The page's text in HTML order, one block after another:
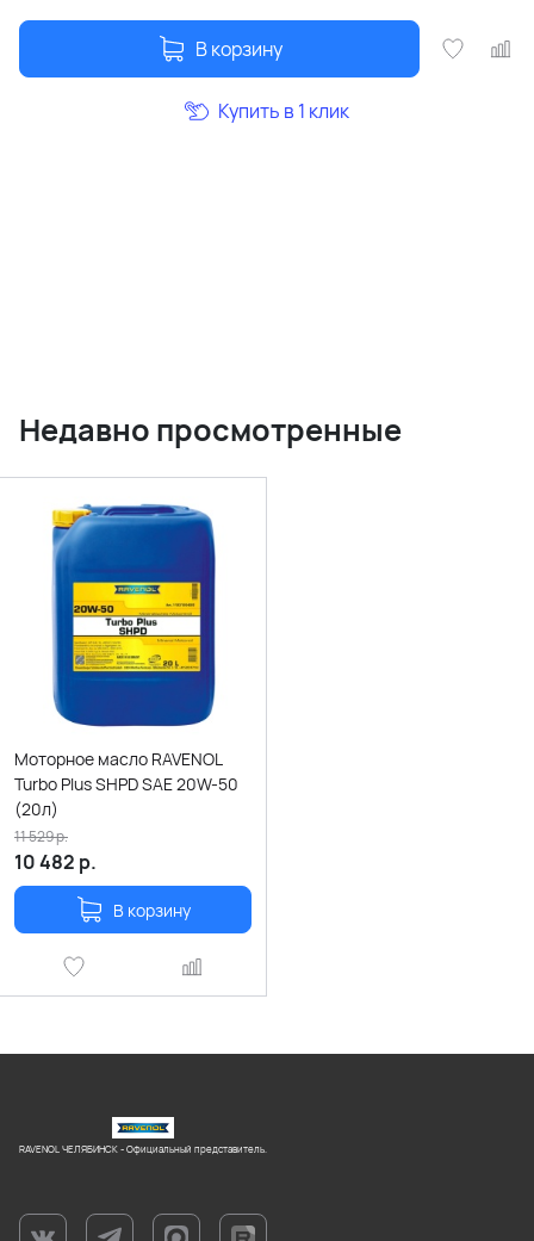
В корзину
Купить в 1 клик
Недавно просмотренные
Моторное масло RAVENOL
Turbo Plus SHPD SAE 20W-50
(20л)
10 482 р.
11 529р.
В корзину
RAVENOL ЧЕЛЯБИНСК - Официальный представитель.